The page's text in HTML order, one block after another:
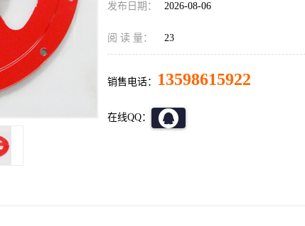
发布日期： 2026-08-06
阅 读 量： 23
销售电话： 13598615922
在线QQ：